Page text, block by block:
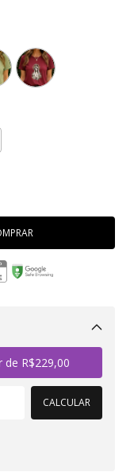
de R$229,00
CALCULAR